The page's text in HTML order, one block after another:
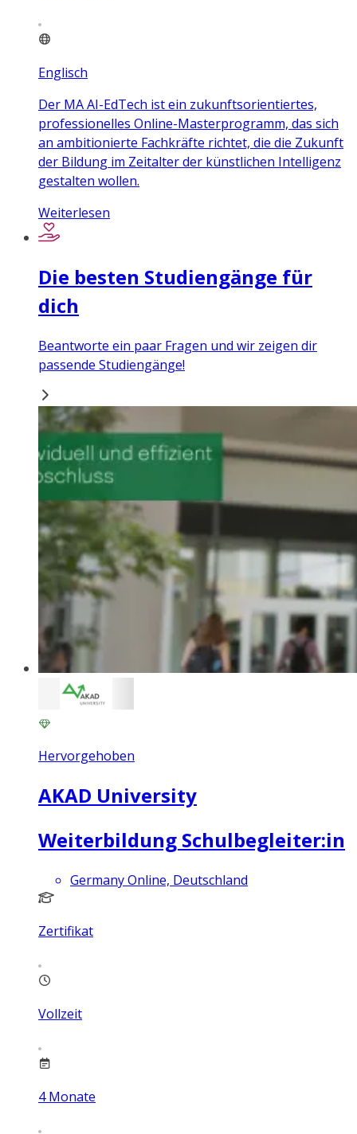
Englisch
Der MA AI-EdTech ist ein zukunftsorientiertes,
professionelles Online-Masterprogramm, das sich
an ambitionierte Fachkräfte richtet, die die Zukunft
der Bildung im Zeitalter der künstlichen Intelligenz
gestalten wollen.
Weiterlesen
Die besten Studiengänge für
dich
Beantworte ein paar Fragen und wir zeigen dir
passende Studiengänge!
Hervorgehoben
AKAD University
Weiterbildung Schulbegleiter:in
Germany Online, Deutschland
Zertifikat
Vollzeit
4 Monate